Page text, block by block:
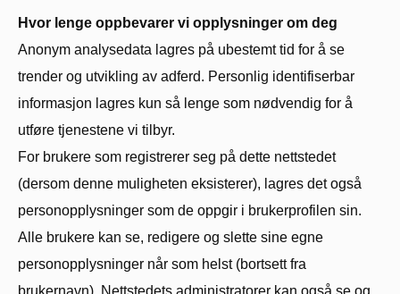
Hvor lenge oppbevarer vi opplysninger om deg
Anonym analysedata lagres på ubestemt tid for å se
trender og utvikling av adferd. Personlig identifiserbar
informasjon lagres kun så lenge som nødvendig for å
utføre tjenestene vi tilbyr.
For brukere som registrerer seg på dette nettstedet
(dersom denne muligheten eksisterer), lagres det også
personopplysninger som de oppgir i brukerprofilen sin.
Alle brukere kan se, redigere og slette sine egne
personopplysninger når som helst (bortsett fra